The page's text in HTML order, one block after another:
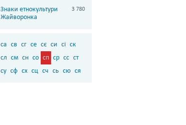
Знаки етнокультури
Жайворонка
3 780
са св сг се сє си сі ск
сл см сн со сп ср сс ст
су сф сх сц сч сь сю ся